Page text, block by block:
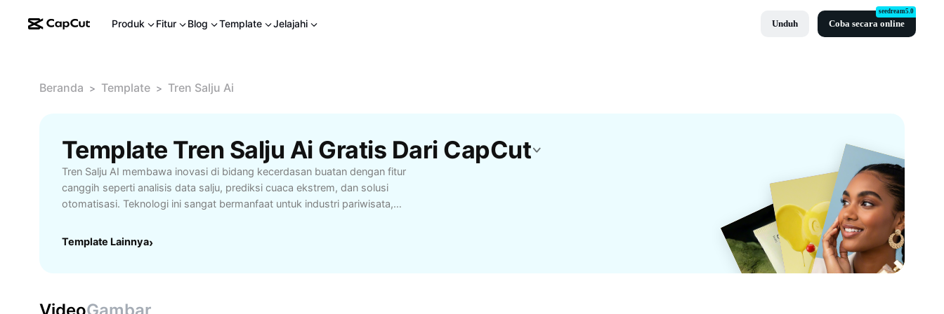
Produk Fitur Blog Template Jelajahi Unduh Coba secara online
seedream5.0
Beranda > Template > Tren Salju Ai
Template Tren Salju Ai Gratis Dari CapCut
Tren Salju AI membawa inovasi di bidang kecerdasan buatan dengan fitur
canggih seperti analisis data salju, prediksi cuaca ekstrem, dan solusi
otomatisasi. Teknologi ini sangat bermanfaat untuk industri pariwisata,
pengguna dapat meningkatkan efisiensi monitoring salju dan merancang
Template Lainnya›